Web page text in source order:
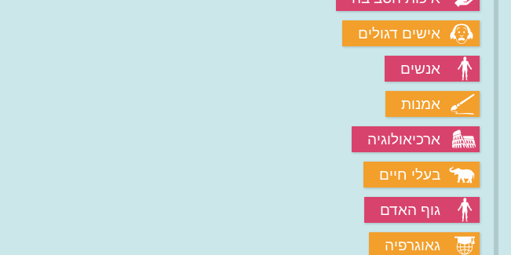
אישים דגולים
אנשים
אמנות
ארכיאולוגיה
בעלי חיים
גוף האדם
גאוגרפיה